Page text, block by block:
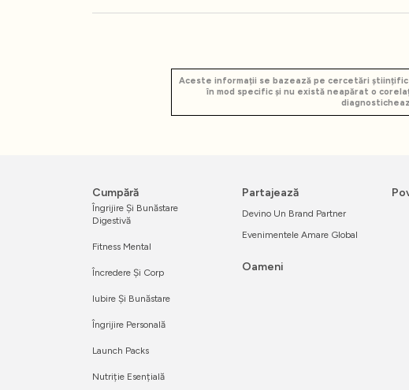
Aceste informații se bazează pe cercetări
în mod specific și nu există neapărat o
Cumpără
Îngrijire Și Bunăstare
Digestivă
Fitness Mental
Încredere Și Corp
Iubire Și Bunăstare
Îngrijire Personală
Launch Packs
Nutriție Esențială
Partajează
Devino Un Brand Partner
Evenimentele Amare Global
Oameni